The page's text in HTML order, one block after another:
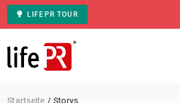
LIFEPR TOUR
Zur Startseite
Startseite Storys